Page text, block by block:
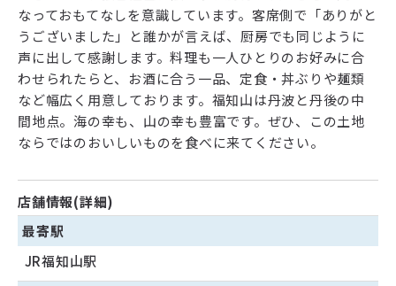
なっておもてなしを意識しています。客席側で「ありがと
うございました」と誰かが言えば、厨房でも同じように
声に出して感謝します。料理も一人ひとりのお好みに合
わせられたらと、お酒に合う一品、定食・丼ぶりや麺類
など幅広く用意しております。福知山は丹波と丹後の中
間地点。海の幸も、山の幸も豊富です。ぜひ、この土地
ならではのおいしいものを食べに来てください。
店舗情報(詳細)
最寄駅
JR福知山駅